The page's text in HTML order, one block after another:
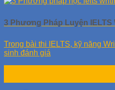
3 Phương Pháp Luyện IELTS
Trong bài thi IELTS, kỹ năng
sinh đánh giá